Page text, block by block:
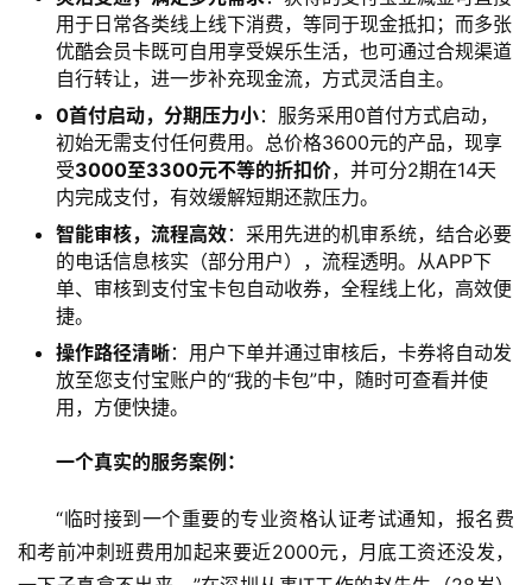
用于日常各类线上线下消费，等同于现金抵扣；而多张
优酷会员卡既可自用享受娱乐生活，也可通过合规渠道
自行转让，进一步补充现金流，方式灵活自主。
0首付启动，分期压力小：服务采用0首付方式启动，
初始无需支付任何费用。总价格3600元的产品，现享
受3000至3300元不等的折扣价，并可分2期在14天
内完成支付，有效缓解短期还款压力。
智能审核，流程高效：采用先进的机审系统，结合必要
的电话信息核实（部分用户），流程透明。从APP下
单、审核到支付宝卡包自动收券，全程线上化，高效便
捷。
操作路径清晰：用户下单并通过审核后，卡券将自动发
放至您支付宝账户的“我的卡包”中，随时可查看并使
用，方便快捷。
一个真实的服务案例：
“临时接到一个重要的专业资格认证考试通知，报名费
和考前冲刺班费用加起来要近2000元，月底工资还没发，